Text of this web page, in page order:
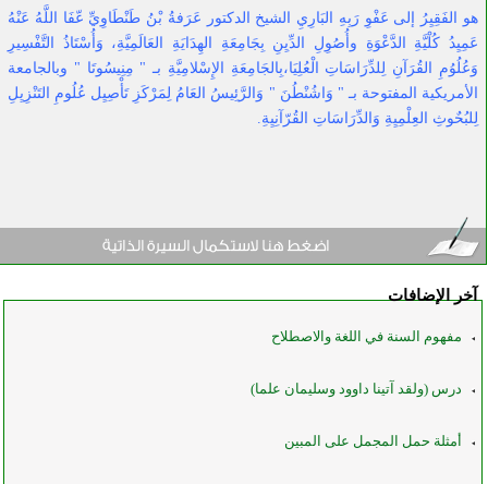
هو الفَقِيِرُ إلى عَفْوِ رَبِهِ البَارِيِ الشيخ الدكتور عَرَفةُ بْنُ طَنْطَاوِيِّ عّفَا اللَّهُ عَنْهُ
عَمِيِدُ كُلْيَّةِ الدَّعْوَةِ وأُصُوِلِ الدِّيِنِ بِجَامِعَةِ الهِدَايَةِ العَالَمِيَّةِ، وَأُسْتَاذُ التَّفْسِيرِ
وَعُلُوُمِ القُرَآنِ لِلدِّرَاسَاتِ الْعُلِيَا،بِالجَامِعَةِ الإِسْلامِيَّةِ بـ " مِنِيسُوتَا " وبالجامعة
الأمريكية المفتوحة بـ " وَاشُنْطُنَ " وَالرَّئِيسُ العَامُ لِمَرْكَزِ تَأْصِيِل عُلُومِ التَنْزِيِلِ
لِلبُحٌوثِ العِلْمِيِةِ وَالدِّرَاسَاتِ القُرّآنِيِةِ.
آخر الإضافات
مفهوم السنة في اللغة والاصطلاح
درس (ولقد آتينا داوود وسليمان علما)
أمثلة حمل المجمل على المبين